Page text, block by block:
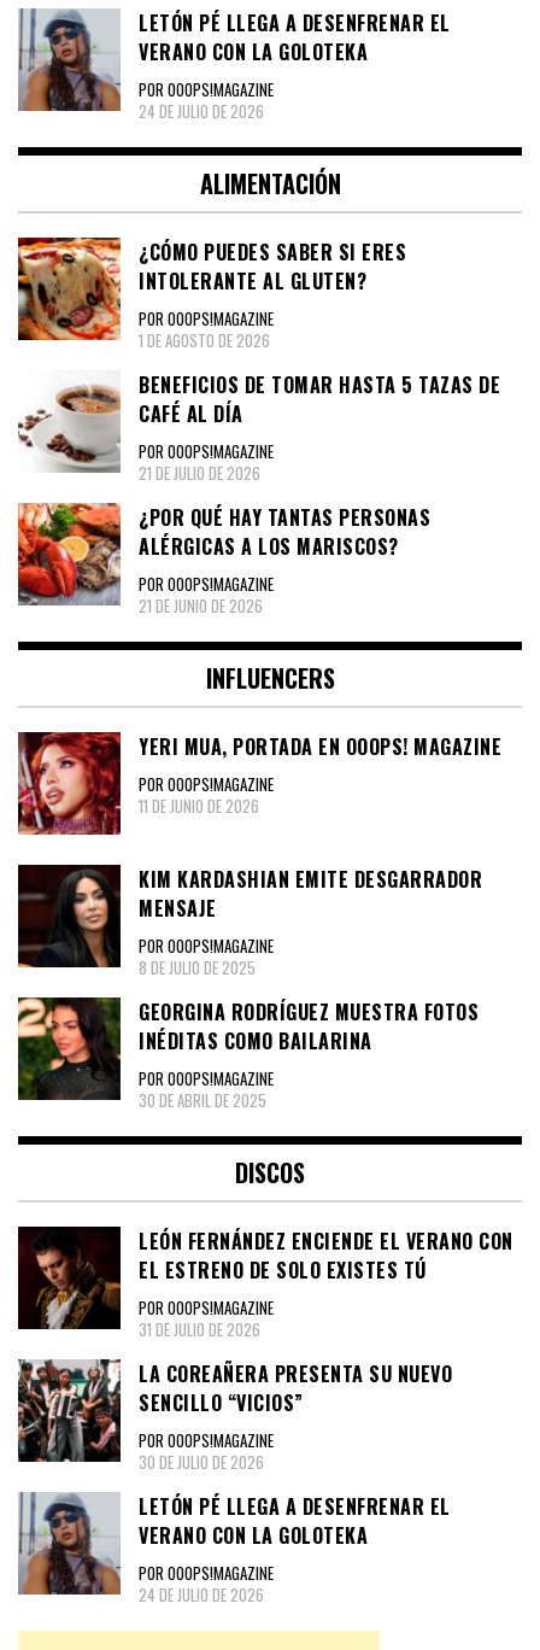
LETÓN PÉ LLEGA A DESENFRENAR EL
VERANO CON LA GOLOTEKA
POR OOOPS!MAGAZINE
24 DE JULIO DE 2026
ALIMENTACIÓN
¿CÓMO PUEDES SABER SI ERES
INTOLERANTE AL GLUTEN?
POR OOOPS!MAGAZINE
1 DE AGOSTO DE 2026
BENEFICIOS DE TOMAR HASTA 5 TAZAS DE
CAFÉ AL DÍA
POR OOOPS!MAGAZINE
21 DE JULIO DE 2026
¿POR QUÉ HAY TANTAS PERSONAS
ALÉRGICAS A LOS MARISCOS?
POR OOOPS!MAGAZINE
21 DE JUNIO DE 2026
INFLUENCERS
YERI MUA, PORTADA EN OOOPS! MAGAZINE
POR OOOPS!MAGAZINE
11 DE JUNIO DE 2026
KIM KARDASHIAN EMITE DESGARRADOR
MENSAJE
POR OOOPS!MAGAZINE
8 DE JULIO DE 2025
GEORGINA RODRÍGUEZ MUESTRA FOTOS
INÉDITAS COMO BAILARINA
POR OOOPS!MAGAZINE
30 DE ABRIL DE 2025
DISCOS
LEÓN FERNÁNDEZ ENCIENDE EL VERANO CON
EL ESTRENO DE SOLO EXISTES TÚ
POR OOOPS!MAGAZINE
31 DE JULIO DE 2026
LA COREAÑERA PRESENTA SU NUEVO
SENCILLO “VICIOS”
POR OOOPS!MAGAZINE
30 DE JULIO DE 2026
LETÓN PÉ LLEGA A DESENFRENAR EL
VERANO CON LA GOLOTEKA
POR OOOPS!MAGAZINE
24 DE JULIO DE 2026